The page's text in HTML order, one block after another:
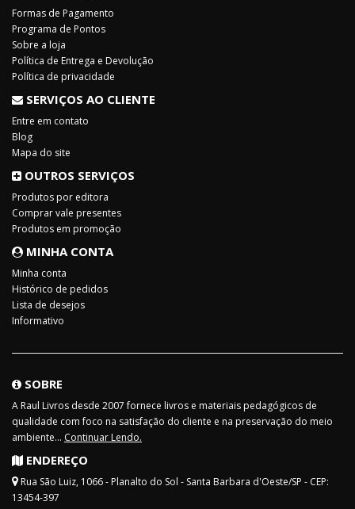
Formas de Pagamento
Programa de Pontos
Sobre a loja
Política de Entrega e Devolução
Política de privacidade
SERVIÇOS AO CLIENTE
Entre em contato
Blog
Mapa do site
OUTROS SERVIÇOS
Produtos por editora
Comprar vale presentes
Produtos em promoção
MINHA CONTA
Minha conta
Histórico de pedidos
Lista de desejos
Informativo
SOBRE
A Raul Livros desde 2007 fornece livros e materiais pedagógicos de
qualidade com foco na satisfação do cliente e na preservação do meio
ambiente... Continuar Lendo.
ENDEREÇO
Rua São Luiz, 1066 - Planalto do Sol - Santa Barbara d'Oeste/SP - CEP:
13454-397